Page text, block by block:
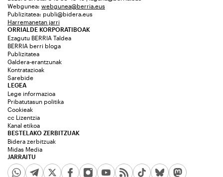
Webgunea: webgunea@berria.eus
Publizitatea: publi@bidera.eus
Harremanetan jarri
ORRIALDE KORPORATIBOAK
Ezagutu BERRIA Taldea
BERRIA berri bloga
Publizitatea
Galdera-erantzunak
Kontratazioak
Sarebide
JARRAITU
LEGEA
Lege informazioa
Pribatutasun politika
Cookieak
cc Lizentzia
Kanal etikoa
BESTELAKO ZERBITZUAK
Bidera zerbitzuak
Midas Media